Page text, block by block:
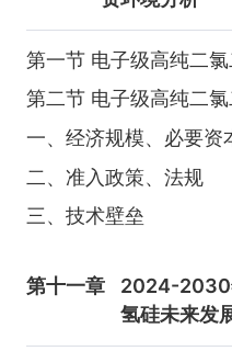
第一节 电子级高纯二
第二节 电子级高纯二
一、经济规模、必要资
二、准入政策、法规
三、技术壁垒
第十一章
2024-2030
氢硅未来发